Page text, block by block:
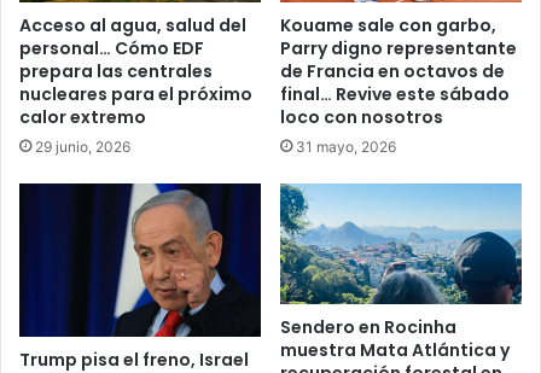
Acceso al agua, salud del
personal… Cómo EDF
prepara las centrales
nucleares para el próximo
calor extremo
29 junio, 2026
Kouame sale con garbo,
Parry digno representante
de Francia en octavos de
final… Revive este sábado
loco con nosotros
31 mayo, 2026
Trump pisa el freno, Israel
Sendero en Rocinha
muestra Mata Atlántica y